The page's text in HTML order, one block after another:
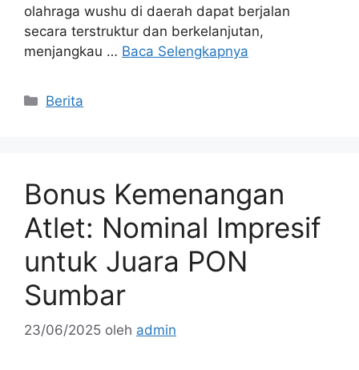
olahraga wushu di daerah dapat berjalan
secara terstruktur dan berkelanjutan,
menjangkau … Baca Selengkapnya
Kategori
Berita
Bonus Kemenangan
Atlet: Nominal Impresif
untuk Juara PON
Sumbar
23/06/2025 oleh admin